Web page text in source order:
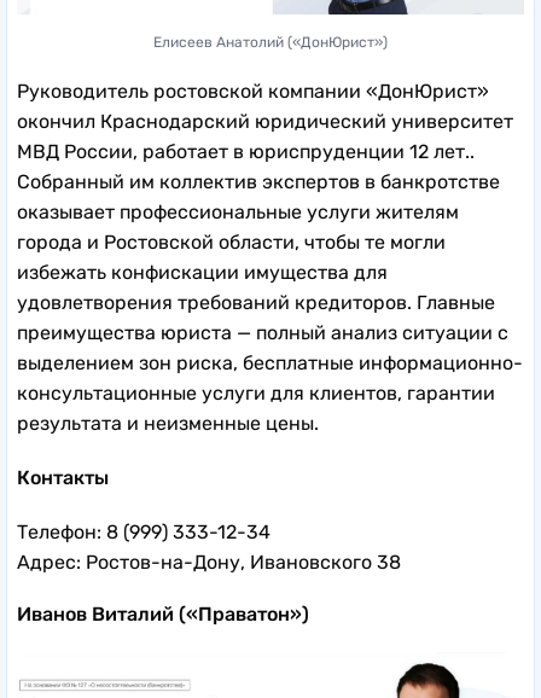
Елисеев Анатолий («ДонЮрист»)
Руководитель ростовской компании «ДонЮрист»
окончил Краснодарский юридический университет
МВД России, работает в юриспруденции 12 лет..
Собранный им коллектив экспертов в банкротстве
оказывает профессиональные услуги жителям
города и Ростовской области, чтобы те могли
избежать конфискации имущества для
удовлетворения требований кредиторов. Главные
преимущества юриста — полный анализ ситуации с
выделением зон риска, бесплатные информационно-
консультационные услуги для клиентов, гарантии
результата и неизменные цены.
Контакты
Телефон: 8 (999) 333-12-34
Адрес: Ростов-на-Дону, Ивановского 38
Иванов Виталий («Праватон»)